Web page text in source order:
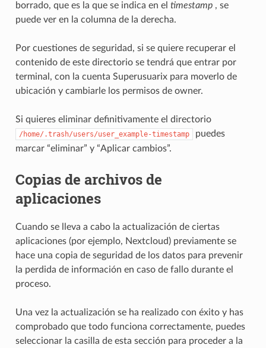
borrado, que es la que se indica en el timestamp, se
puede ver en la columna de la derecha.
Por cuestiones de seguridad, si se quiere recuperar el
contenido de este directorio se tendrá que entrar por
terminal, con la cuenta Superusuarix para moverlo de
ubicación y cambiarle los permisos de owner.
Si quieres eliminar definitivamente el directorio
/home/.trash/users/user_example-timestamp
puedes
marcar “eliminar” y “Aplicar cambios”.
Copias de archivos de
aplicaciones
Cuando se lleva a cabo la actualización de ciertas
aplicaciones (por ejemplo, Nextcloud) previamente se
hace una copia de seguridad de los datos para prevenir
la perdida de información en caso de fallo durante el
proceso.
Una vez la actualización se ha realizado con éxito y has
comprobado que todo funciona correctamente, puedes
seleccionar la casilla de esta sección para proceder a la